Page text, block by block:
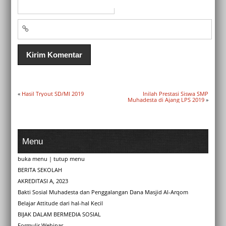
« Hasil Tryout SD/MI 2019
Inilah Prestasi Siswa SMP
Muhadesta di Ajang LPS 2019 »
Menu
buka menu | tutup menu
BERITA SEKOLAH
AKREDITASI A, 2023
Bakti Sosial Muhadesta dan Penggalangan Dana Masjid Al-Arqom
Belajar Attitude dari hal-hal Kecil
BIJAK DALAM BERMEDIA SOSIAL